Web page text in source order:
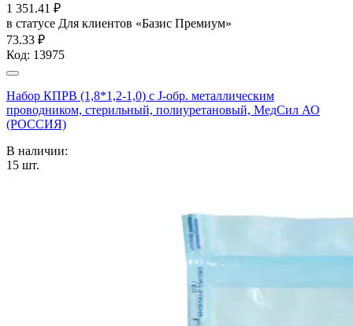
1 351.41 ₽
в статусе Для клиентов «Базис Премиум»
73.33 ₽
Код: 13975
Набор КПРВ (1,8*1,2-1,0) с J-обр. металлическим
проводником, стерильный, полиуретановый, МедСил АО
(РОССИЯ)
В наличии:
15 шт.